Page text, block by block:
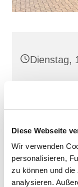
Diese Webseite
Wir verwenden
personalisieren,
zu können und
analysieren.
Dienstag,
St. Josef,